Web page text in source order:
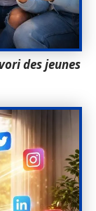
des jeunes